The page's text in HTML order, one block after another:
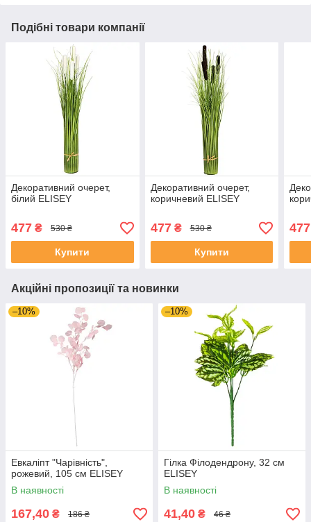
Подібні товари компанії
Декоративний очерет,
білий ELISEY
477 ₴ 530 ₴
Купити
Декоративний очерет,
коричневий ELISEY
477₴ 530 ₴
Купити
477
Акційні пропозиції та новинки
–10%
Евкаліпт "Чарівність",
рожевий, 105 см ELISEY
В наявності
167,40 ₴ 186 ₴
–10%
Гілка Філодендрону, 32 см
ELISEY
В наявності
41,40 ₴ 46 ₴